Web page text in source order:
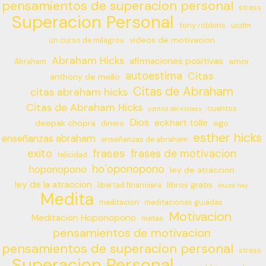
pensamientos de superacion personal stress
Superacion Personal tony robbins
ucdm
un curso de milagros
videos de motivacion
Abraham Abraham Hicks afirmaciones positivas
amor
anthony de mello
autoestima Citas
citas abraham hicks Citas de Abraham
Citas de Abraham Hicks control del estress cuentos
deepak chopra dinero Dios eckhart tolle ego
enseñanzas abraham enseñanzas de abraham esther hicks
exito felicidad frases frases de motivacion
hoponopono ho’oponopono ley de atraccion
ley de la atraccion libertad financiera libros gratis louise hay
Medita meditacion meditaciones guiadas
Meditacion Hoponopono metas Motivacion
pensamientos de motivacion
pensamientos de superacion personal stress